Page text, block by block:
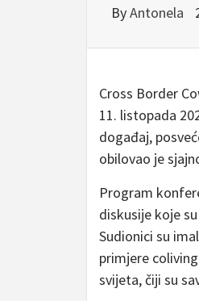
ByAntonela
Cross Border
11. listopada
događaj,
obilovao je
Program
diskusije koje
Sudionici su
primjere
svijeta, čiji su